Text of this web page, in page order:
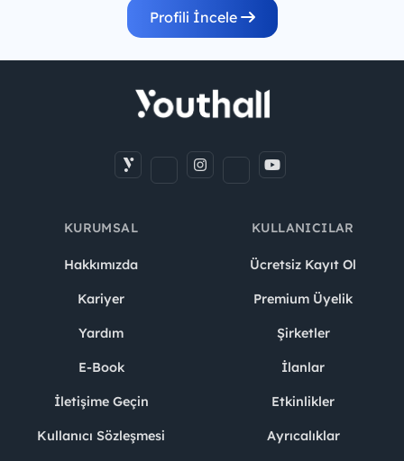
Profili İncele
KURUMSAL
Hakkımızda
Kariyer
Yardım
E-Book
İletişime Geçin
Kullanıcı Sözleşmesi
KULLANICILAR
Ücretsiz Kayıt Ol
Premium Üyelik
Şirketler
İlanlar
Etkinlikler
Ayrıcalıklar